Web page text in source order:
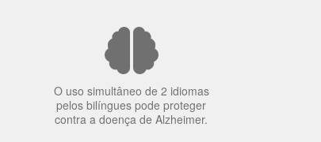
O uso simultâneo de 2 idiomas
pelos bilíngues pode proteger
contra a doença de Alzheimer.